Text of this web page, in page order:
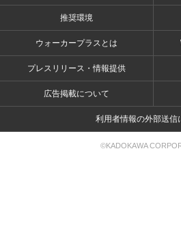
推奨環境
ウォーカープラスとは
プレスリリース・情報提供
広告掲載について
利用者情報の外部送信
©KADOKAWA